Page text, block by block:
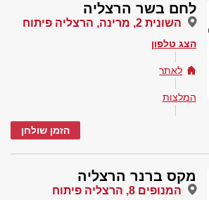
לחם בשר הרצליה
השונית 2, מרינה, הרצליה פיתוח
הצג טלפון
לאתר
המלצות
הזמן שולחן
מקס ברנר הרצליה
המנופים 8, הרצליה פיתוח